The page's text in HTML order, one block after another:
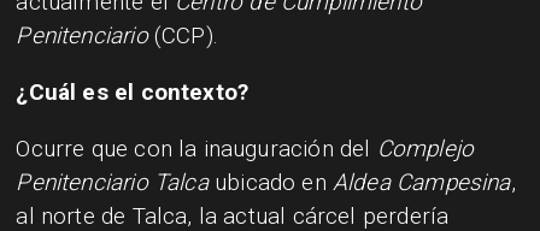
Penitenciario(CCP).
¿Cuál es el contexto?
Ocurre que con la inauguración del Complejo
Penitenciario Talcaubicado en Aldea Campesina,
al norte de Talca, la actual cárcel perdería